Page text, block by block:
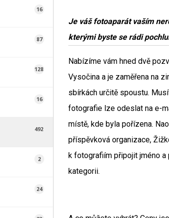
16
87
128
16
492
2
24
Je váš fotoaparát vaším
kterými byste se rádi
Nabízíme vám hned dvě
Vysočina a je zaměřena na
sbírkách určitě spoustu.
fotografie lze odeslat na e-
místě, kde byla pořízena.
příspěvková organizace,
k fotografiím připojit jméno
kategorii.